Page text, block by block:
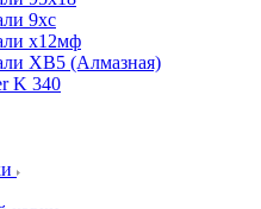
9хс
х12мф
ХВ5 (Алмазная)
K 340